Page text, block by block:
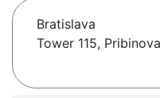
Bratislava
Tower 115,